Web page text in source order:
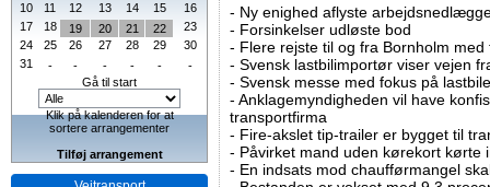
10
11 12 13 14 15
16
17
18 19 20 21 22
23
24
25 26 27 28 29
30
31
- - - - -
-
Gå til start
Klik på kalenderen for at
sortere arrangementer
Tilføj arrangement
- Ny enighed aflyste
- Forsinkelser udløste bod
- Flere rejste til og fra Bornholm
- Svensk lastbilimportør viser vejen
- Svensk messe med fokus på
- Anklagemyndigheden vil have
transportfirma
- Fire-akslet tip-trailer er bygget til
- Påvirket mand uden kørekort kørte
- En indsats mod chaufførmangel